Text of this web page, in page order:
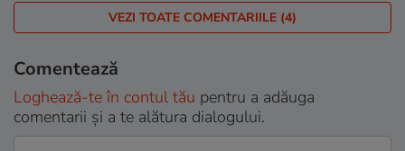
VEZI TOATE COMENTARIILE (4)
Comentează
Loghează-te în contul tău pentru a adăuga
comentarii și a te alătura dialogului.